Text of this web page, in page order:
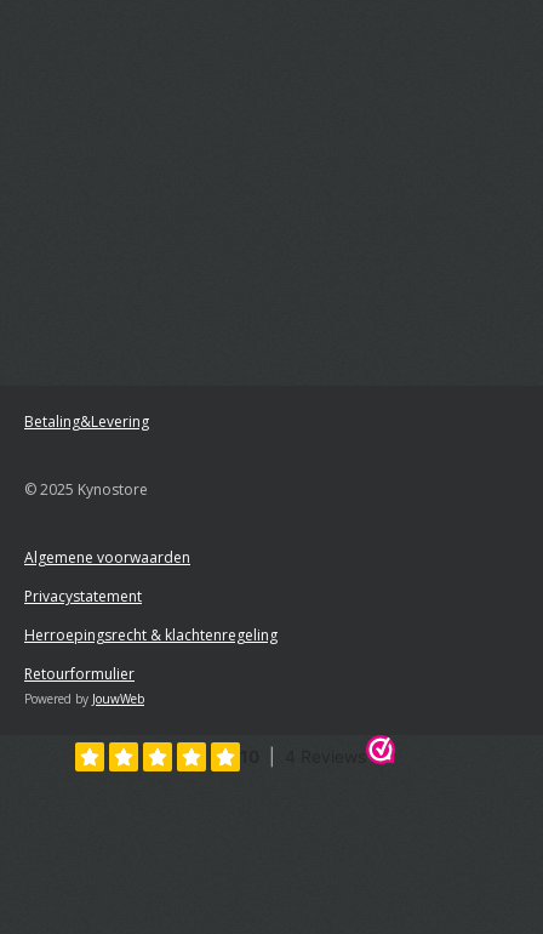
Betaling&Levering
© 2025 Kynostore
Algemene voorwaarden
Privacystatement
Herroepingsrecht & klachtenregeling
Retourformulier
Powered by JouwWeb